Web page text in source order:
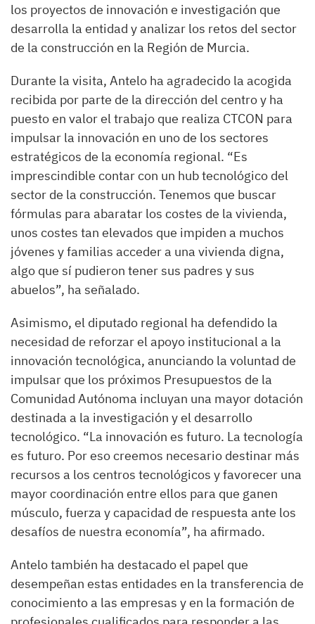
los proyectos de innovación e investigación que
desarrolla la entidad y analizar los retos del sector
de la construcción en la Región de Murcia.
Durante la visita, Antelo ha agradecido la acogida
recibida por parte de la dirección del centro y ha
puesto en valor el trabajo que realiza CTCON para
impulsar la innovación en uno de los sectores
estratégicos de la economía regional. “Es
imprescindible contar con un hub tecnológico del
sector de la construcción. Tenemos que buscar
fórmulas para abaratar los costes de la vivienda,
unos costes tan elevados que impiden a muchos
jóvenes y familias acceder a una vivienda digna,
algo que sí pudieron tener sus padres y sus
abuelos”, ha señalado.
Asimismo, el diputado regional ha defendido la
necesidad de reforzar el apoyo institucional a la
innovación tecnológica, anunciando la voluntad de
impulsar que los próximos Presupuestos de la
Comunidad Autónoma incluyan una mayor dotación
destinada a la investigación y el desarrollo
tecnológico. “La innovación es futuro. La tecnología
es futuro. Por eso creemos necesario destinar más
recursos a los centros tecnológicos y favorecer una
mayor coordinación entre ellos para que ganen
músculo, fuerza y capacidad de respuesta ante los
desafíos de nuestra economía”, ha afirmado.
Antelo también ha destacado el papel que
desempeñan estas entidades en la transferencia de
conocimiento a las empresas y en la formación de